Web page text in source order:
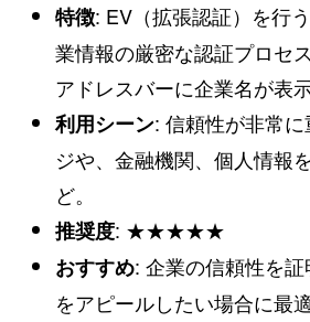
特徴: EV（拡張認証）を行
業情報の厳密な認証プロセ
アドレスバーに企業名が表
利用シーン: 信頼性が非常
ジや、金融機関、個人情報
ど。
推奨度: ★★★★★
おすすめ: 企業の信頼性を
をアピールしたい場合に最